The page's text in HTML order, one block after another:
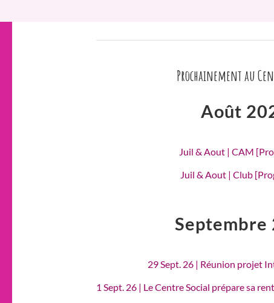
Prochainement au
Août
Juil & Aout | CAM
Juil & Aout | Club
Septembre
29 Sept. 26 | Réunion projet
1 Sept. 26 | Le Centre Social prépare sa